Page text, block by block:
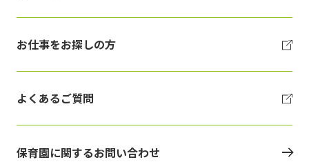
お仕事をお探しの方
よくあるご質問
保育園に関するお問い合わせ